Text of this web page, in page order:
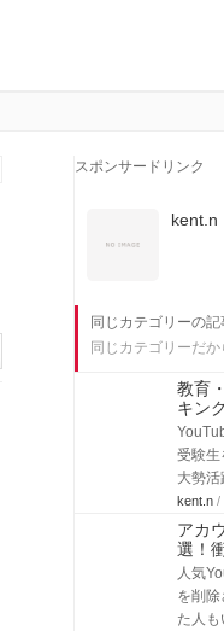
スポンサードリンク
kent.n
同じカテゴリーの記
同じカテゴリーだ
教育
キン
受験生
大勢
kent.n /
アカ
選！
人気
を削
た人